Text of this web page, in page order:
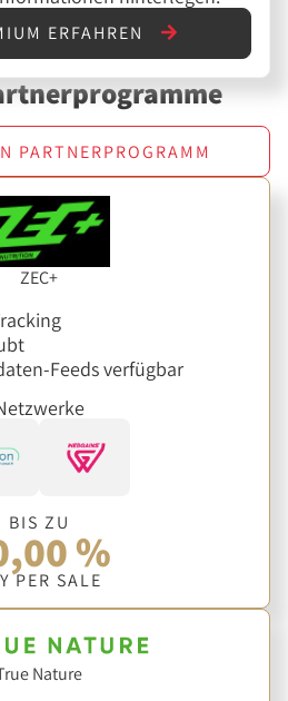
ERFAHREN
PARTNERPROGRAMM
ZEC+
Feeds verfügbar
BIS ZU
%
PER SALE
Nature